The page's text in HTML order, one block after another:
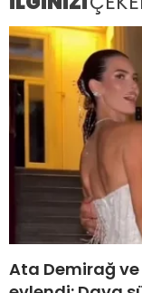
Ata Demirağ